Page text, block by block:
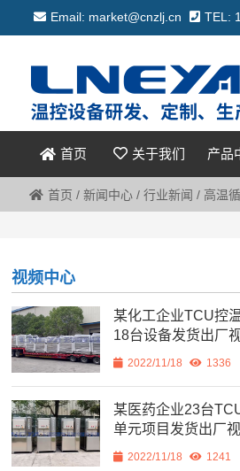
Email: market@cnzlj.cn TEL:
首页 关于我们 产品
首页 / 新闻中心/ 行业新闻 / 高温
视频中心
某化工企业TCU控
18台设备发货出厂
2022/11/18 1336
某医药企业23台
单元项目发货出厂
2022/11/18 1241